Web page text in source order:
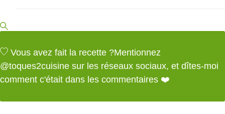
Vous avez fait la recette ?Mentionnez
@toques2cuisine sur les réseaux sociaux, et dîtes-moi
comment c'était dans les commentaires ❤️